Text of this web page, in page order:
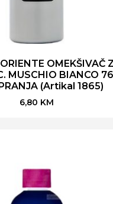
OMEKŠIVAČ
MUSCHIO BIANCO
(Artikal 1865)
6,80 KM